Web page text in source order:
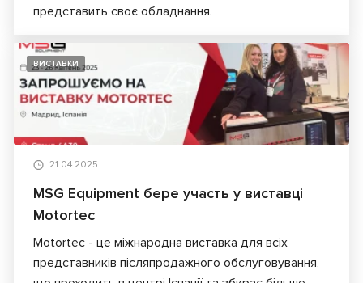
представить своє обладнання.
ВИСТАВКИ
21.04.2025
MSG Equipment бере участь у виставці
Motortec
Motortec - це міжнародна виставка для всіх
представників післяпродажного обслуговування,